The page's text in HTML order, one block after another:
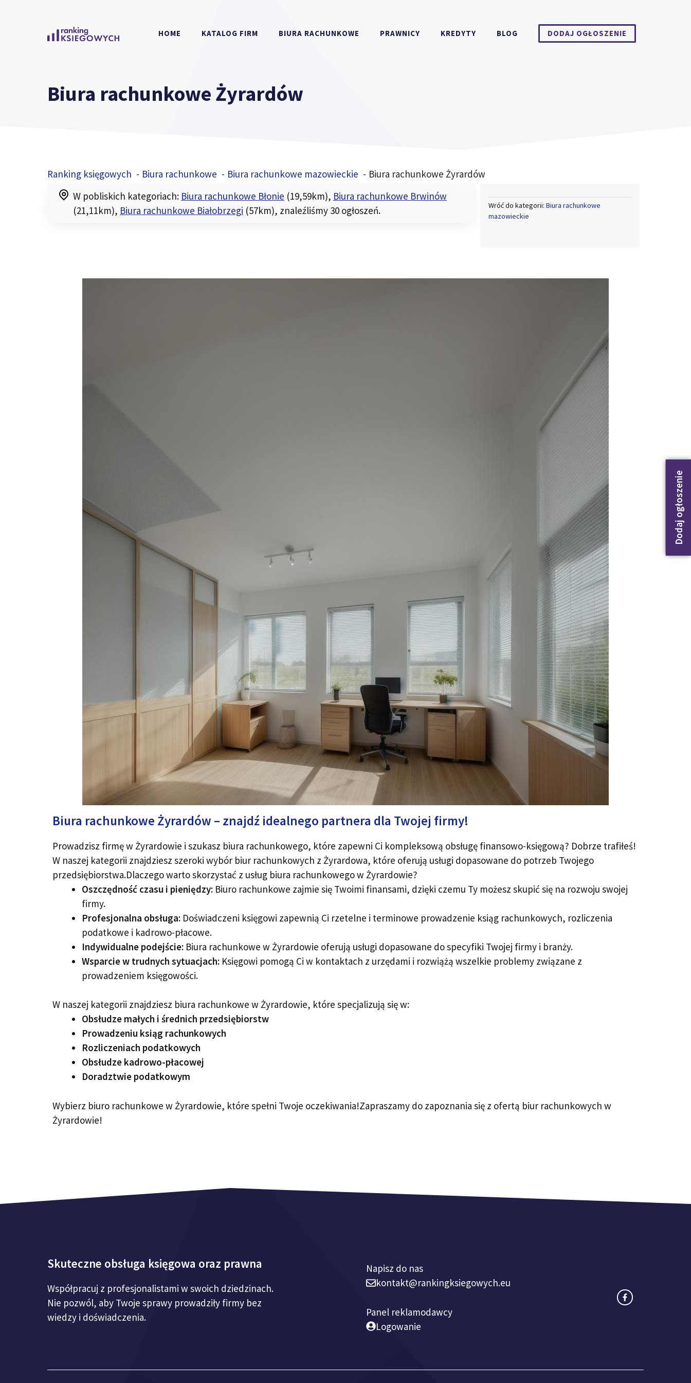
HOME KATALOG FIRM BIURA RACHUNKOWE PRAWNICY KREDYTY BLOG DODAJ OGŁOSZENIE
Biura rachunkowe Żyrardów
Ranking księgowych Biura rachunkowe Biura rachunkowe mazowieckie Biura rachunkowe Żyrardów
Wróć do kategorii: Biura rachunkowe
mazowieckie
Dodaj ogłoszenie
W pobliskich kategoriach: Biura rachunkowe Błonie (19,59km), Biura rachunkowe Brwinów
(21,11km), Biura rachunkowe Białobrzegi (57km), znaleźliśmy 30 ogłoszeń.
Biura rachunkowe Żyrardów – znajdź idealnego partnera dla Twojej firmy!
Prowadzisz firmę w Żyrardowie i szukasz biura rachunkowego, które zapewni Ci kompleksową obsługę finansowo-księgową? Dobrze trafiłeś!
W naszej kategorii znajdziesz szeroki wybór biur rachunkowych z Żyrardowa, które oferują usługi dopasowane do potrzeb Twojego
przedsiębiorstwa.Dlaczego warto skorzystać z usług biura rachunkowego w Żyrardowie?
Oszczędność czasu i pieniędzy: Biuro rachunkowe zajmie się Twoimi finansami, dzięki czemu Ty możesz skupić się na rozwoju swojej
firmy.
Profesjonalna obsługa: Doświadczeni księgowi zapewnią Ci rzetelne i terminowe prowadzenie ksiąg rachunkowych, rozliczenia
podatkowe i kadrowo-płacowe.
Indywidualne podejście: Biura rachunkowe w Żyrardowie oferują usługi dopasowane do specyfiki Twojej firmy i branży.
Wsparcie w trudnych sytuacjach: Księgowi pomogą Ci w kontaktach z urzędami i rozwiążą wszelkie problemy związane z
prowadzeniem księgowości.
W naszej kategorii znajdziesz biura rachunkowe w Żyrardowie, które specjalizują się w:
Obsłudze małych i średnich przedsiębiorstw
Prowadzeniu ksiąg rachunkowych
Rozliczeniach podatkowych
Obsłudze kadrowo-płacowej
Doradztwie podatkowym
Wybierz biuro rachunkowe w Żyrardowie, które spełni Twoje oczekiwania!Zapraszamy do zapoznania się z ofertą biur rachunkowych w
Żyrardowie!
Skuteczne obsługa księgowa oraz prawna
Współpracuj z profesjonalistami w swoich dziedzinach.
Nie pozwól, aby Twoje sprawy prowadziły firmy bez
wiedzy i doświadczenia.
Napisz do nas
kontakt@rankingksiegowych.eu
Panel reklamodawcy
Logowanie